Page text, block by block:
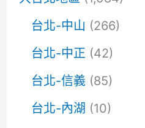
台北-中山 (266)
台北-中正 (42)
台北-信義(85)
台北-內湖 (10)